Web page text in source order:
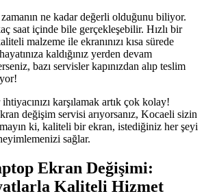
ne kadar değerli olduğunu biliyor.
saat içinde bile gerçekleşebilir. Hızlı bir
malzeme ile ekranınızı kısa sürede
kaldığınız yerden devam
bazı servisler kapınızdan alıp teslim
karşılamak artık çok kolay!
değişim servisi arıyorsanız, Kocaeli sizin
ki, kaliteli bir ekran, istediğiniz her şeyi
sağlar.
Ekran Değişimi:
Kaliteli Hizmet